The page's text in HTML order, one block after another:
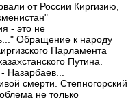
от России Киргизию,
- это не
Обращение к народу
Парламента
Путина.
Назарбаев...
смерти. Степногорский
не только